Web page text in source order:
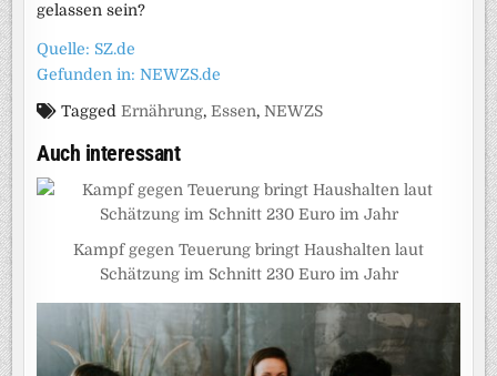
gelassen sein?
Quelle: SZ.de
Gefunden in: NEWZS.de
TaggedErnährung,Essen,NEWZS
Auch interessant
Kampf gegen Teuerung bringt Haushalten laut
Schätzung im Schnitt 230 Euro im Jahr